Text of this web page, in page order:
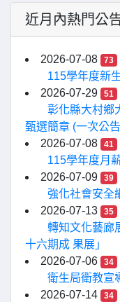
近月內熱門公
2026-07-08 73
115學年度新
2026-07-29
51
彰化縣大村鄉
甄選簡章 (一次公
2026-07-08
41
115學年度月
2026-07-09
39
強化社會安全
2026-07-13
35
轉知文化藝廊
十六期成 果展」
2026-07-06
34
衛生局衛教宣
2026-07-14
34